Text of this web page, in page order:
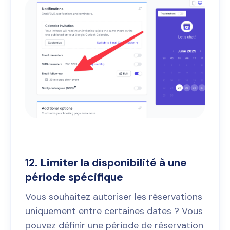
12. Limiter la disponibilité à une
période spécifique
Vous souhaitez autoriser les réservations
uniquement entre certaines dates ? Vous
pouvez définir une période de réservation